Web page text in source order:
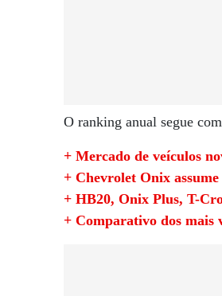
O ranking anual segue
+ Mercado de veículos
+ Chevrolet Onix
+ HB20, Onix Plus, T-
+ Comparativo dos mais